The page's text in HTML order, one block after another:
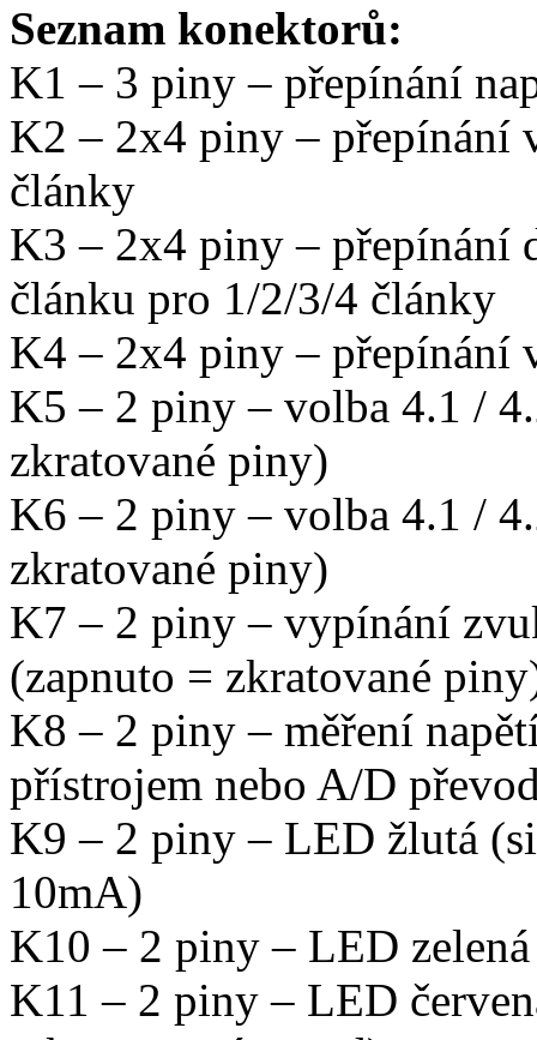
Seznam konektorů:
K1 – 3 piny – přepínání
K2 – 2x4 piny – přepínání
články
K3 – 2x4 piny – přepínání
článku pro 1/2/3/4 články
K4 – 2x4 piny – přepínání
K5 – 2 piny – volba 4.1 /
zkratované piny)
K6 – 2 piny – volba 4.1 /
zkratované piny)
K7 – 2 piny – vypínání
(zapnuto = zkratované
K8 – 2 piny – měření
přístrojem nebo A/D
K9 – 2 piny – LED žlutá
10mA)
K10 – 2 piny – LED
K11 – 2 piny – LED